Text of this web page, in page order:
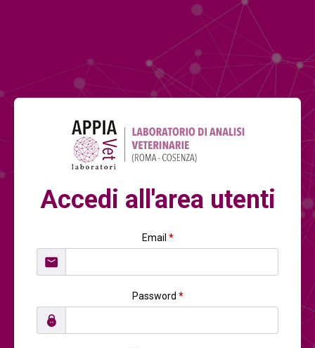
Accedi all'area utenti
Email *
Password *